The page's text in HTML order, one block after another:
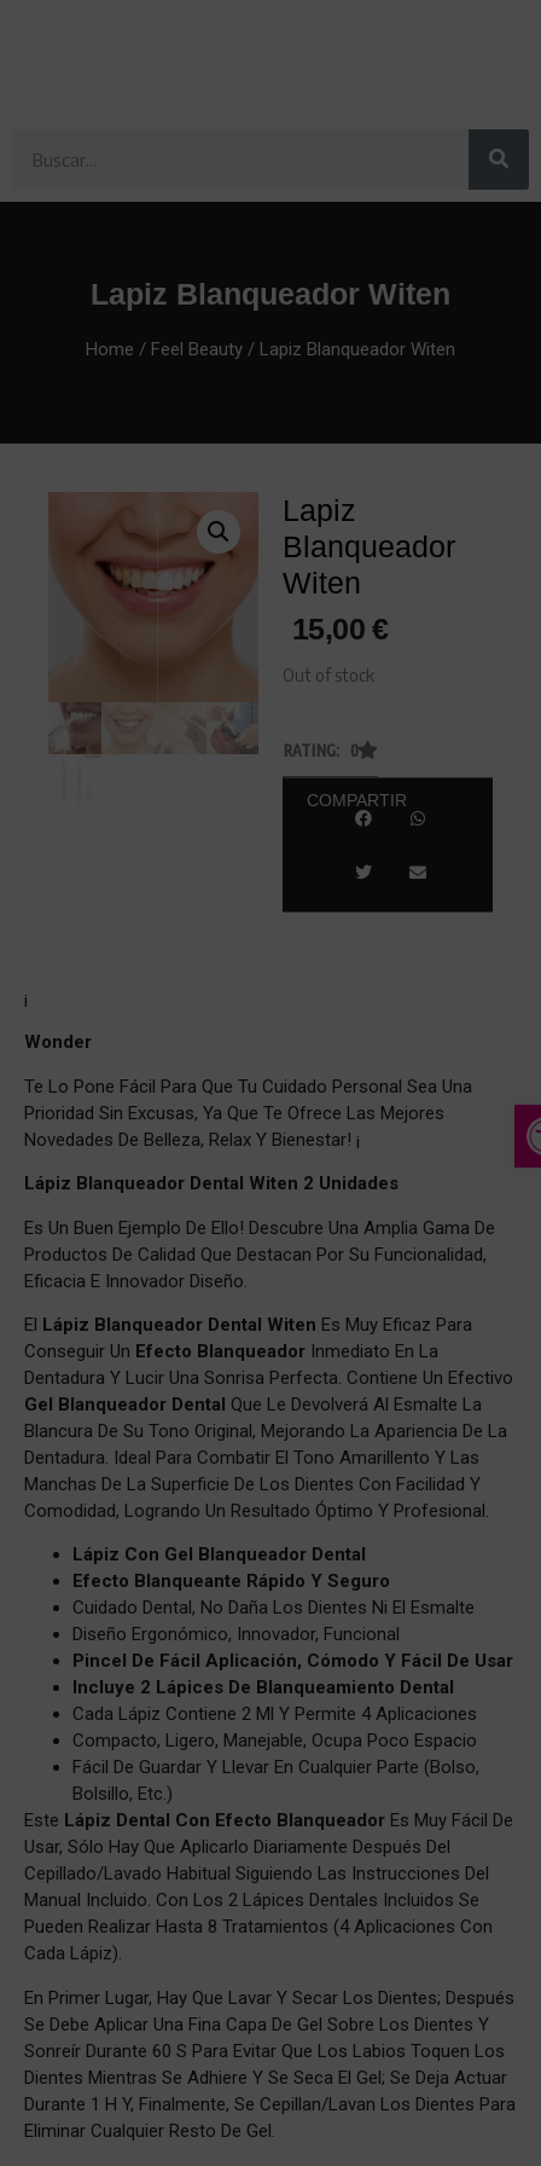
Lapiz Blanqueador Witen
Home / Feel Beauty / Lapiz Blanqueador Witen
Lapiz
Blanqueador
Witen
15,00€
Out of stock
RATING: 0
COMPARTIR
¡
Wonder
Te Lo Pone Fácil Para Que Tu Cuidado Personal Sea Una
Prioridad Sin Excusas, Ya Que Te Ofrece Las Mejores
Novedades De Belleza, Relax Y Bienestar! ¡
Lápiz Blanqueador Dental Witen 2 Unidades
Es Un Buen Ejemplo De Ello! Descubre Una Amplia Gama De
Productos De Calidad Que Destacan Por Su Funcionalidad,
Eficacia E Innovador Diseño.
El Lápiz Blanqueador Dental Witen Es Muy Eficaz Para
Conseguir Un Efecto Blanqueador Inmediato En La
Dentadura Y Lucir Una Sonrisa Perfecta. Contiene Un Efectivo
Gel Blanqueador Dental Que Le Devolverá Al Esmalte La
Blancura De Su Tono Original, Mejorando La Apariencia De La
Dentadura. Ideal Para Combatir El Tono Amarillento Y Las
Manchas De La Superficie De Los Dientes Con Facilidad Y
Comodidad, Logrando Un Resultado Óptimo Y Profesional.
Lápiz Con Gel Blanqueador Dental
Efecto Blanqueante Rápido Y Seguro
Cuidado Dental, No Daña Los Dientes Ni El Esmalte
Diseño Ergonómico, Innovador, Funcional
Pincel De Fácil Aplicación, Cómodo Y Fácil De Usar
Incluye 2 Lápices De Blanqueamiento Dental
Cada Lápiz Contiene 2 Ml Y Permite 4 Aplicaciones
Compacto, Ligero, Manejable, Ocupa Poco Espacio
Fácil De Guardar Y Llevar En Cualquier Parte (bolso,
Bolsillo, Etc.)
Este Lápiz Dental Con Efecto Blanqueador Es Muy Fácil De
Usar, Sólo Hay Que Aplicarlo Diariamente Después Del
Cepillado/lavado Habitual Siguiendo Las Instrucciones Del
Manual Incluido. Con Los 2 Lápices Dentales Incluidos Se
Pueden Realizar Hasta 8 Tratamientos (4 Aplicaciones Con
Cada Lápiz).
En Primer Lugar, Hay Que Lavar Y Secar Los Dientes; Después
Se Debe Aplicar Una Fina Capa De Gel Sobre Los Dientes Y
Sonreír Durante 60 S Para Evitar Que Los Labios Toquen Los
Dientes Mientras Se Adhiere Y Se Seca El Gel; Se Deja Actuar
Durante 1 H Y, Finalmente, Se Cepillan/lavan Los Dientes Para
Eliminar Cualquier Resto De Gel.